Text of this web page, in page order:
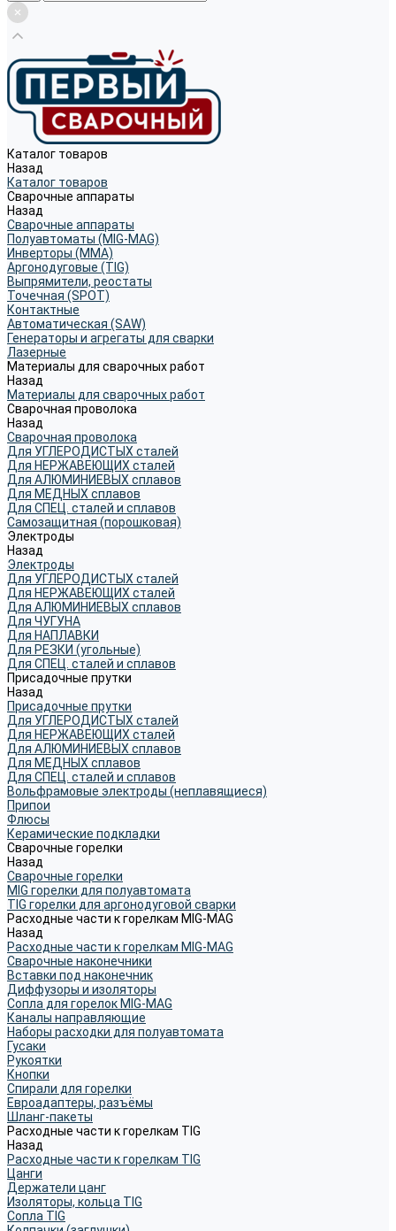
Каталог товаров
Назад
Каталог товаров
Сварочные аппараты
Назад
Сварочные аппараты
Полуавтоматы (MIG-MAG)
Инверторы (MMA)
Аргонодуговые (TIG)
Выпрямители, реостаты
Точечная (SPOT)
Контактные
Автоматическая (SAW)
Генераторы и агрегаты для сварки
Лазерные
Материалы для сварочных работ
Назад
Материалы для сварочных работ
Сварочная проволока
Назад
Сварочная проволока
Для УГЛЕРОДИСТЫХ сталей
Для НЕРЖАВЕЮЩИХ сталей
Для АЛЮМИНИЕВЫХ сплавов
Для МЕДНЫХ сплавов
Для СПЕЦ. сталей и сплавов
Самозащитная (порошковая)
Электроды
Назад
Электроды
Для УГЛЕРОДИСТЫХ сталей
Для НЕРЖАВЕЮЩИХ сталей
Для АЛЮМИНИЕВЫХ сплавов
Для ЧУГУНА
Для НАПЛАВКИ
Для РЕЗКИ (угольные)
Для СПЕЦ. сталей и сплавов
Присадочные прутки
Назад
Присадочные прутки
Для УГЛЕРОДИСТЫХ сталей
Для НЕРЖАВЕЮЩИХ сталей
Для АЛЮМИНИЕВЫХ сплавов
Для МЕДНЫХ сплавов
Для СПЕЦ. сталей и сплавов
Вольфрамовые электроды (неплавящиеся)
Припои
Флюсы
Керамические подкладки
Сварочные горелки
Назад
Сварочные горелки
MIG горелки для полуавтомата
TIG горелки для аргонодуговой сварки
Расходные части к горелкам MIG-MAG
Назад
Расходные части к горелкам MIG-MAG
Сварочные наконечники
Вставки под наконечник
Диффузоры и изоляторы
Сопла для горелок MIG-MAG
Каналы направляющие
Наборы расходки для полуавтомата
Гусаки
Рукоятки
Кнопки
Спирали для горелки
Евроадаптеры, разъёмы
Шланг-пакеты
Расходные части к горелкам TIG
Назад
Расходные части к горелкам TIG
Цанги
Держатели цанг
Изоляторы, кольца TIG
Сопла TIG